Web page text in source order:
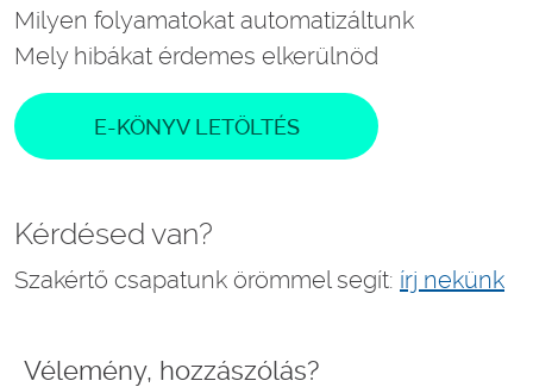
Milyen folyamatokat automatizáltunk
Mely hibákat érdemes elkerülnöd
E-KÖNYV LETÖLTÉS
Kérdésed van?
Szakértő csapatunk örömmel segít: írj nekünk
Vélemény, hozzászólás?